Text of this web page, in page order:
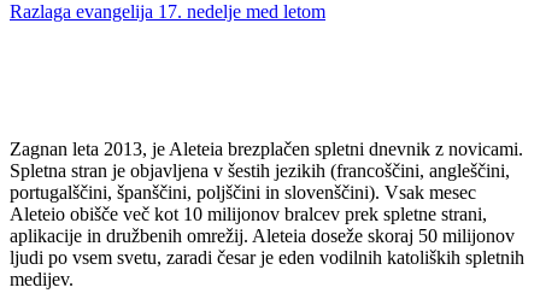
Razlaga evangelija 17. nedelje med letom
Zagnan leta 2013, je Aleteia brezplačen spletni dnevnik z novicami.
Spletna stran je objavljena v šestih jezikih (francoščini, angleščini,
portugalščini, španščini, poljščini in slovenščini). Vsak mesec
Aleteio obišče več kot 10 milijonov bralcev prek spletne strani,
aplikacije in družbenih omrežij. Aleteia doseže skoraj 50 milijonov
ljudi po vsem svetu, zaradi česar je eden vodilnih katoliških spletnih
medijev.